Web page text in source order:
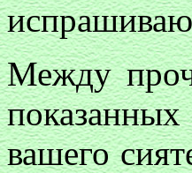
испрашиваю
Между
вашего